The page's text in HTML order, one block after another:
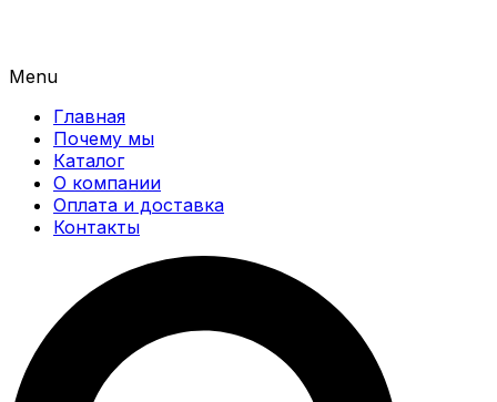
Menu
Главная
Почему мы
Каталог
О компании
Оплата и доставка
Контакты